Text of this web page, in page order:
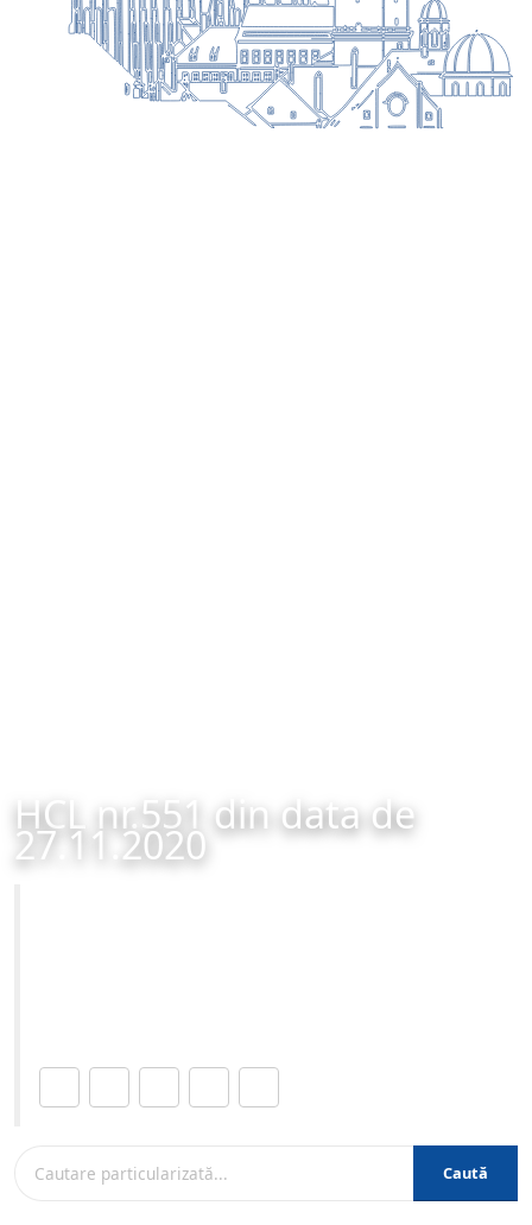
HCL nr.551 din data de
27.11.2020
Caută